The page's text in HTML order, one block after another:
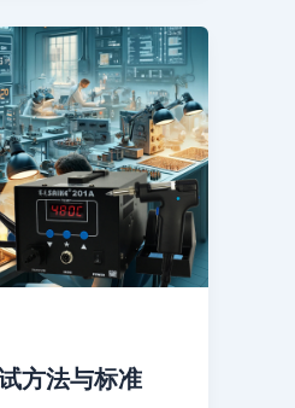
方法与标准